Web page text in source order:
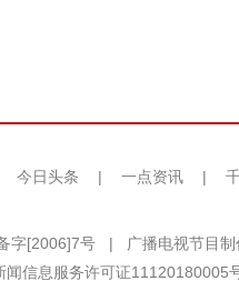
今日头条 | 一点资讯 |
字[2006]7号 |
广播电视节目
闻信息服务许可证11120180005